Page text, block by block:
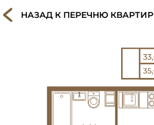
НАЗАД К ПЕРЕЧНЮ КВАРТИР